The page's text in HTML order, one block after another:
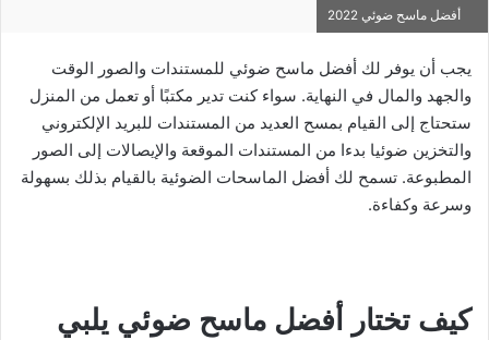
أفضل ماسح ضوئي 2022
يجب أن يوفر لك أفضل ماسح ضوئي للمستندات والصور الوقت
والجهد والمال في النهاية. سواء كنت تدير مكتبًا أو تعمل من المنزل
ستحتاج إلى القيام بمسح العديد من المستندات للبريد الإلكتروني
والتخزين ضوئيا بدءا من المستندات الموقعة والإيصالات إلى الصور
المطبوعة. تسمح لك أفضل الماسحات الضوئية بالقيام بذلك بسهولة
وسرعة وكفاءة.
كيف تختار أفضل ماسح ضوئي يلبي